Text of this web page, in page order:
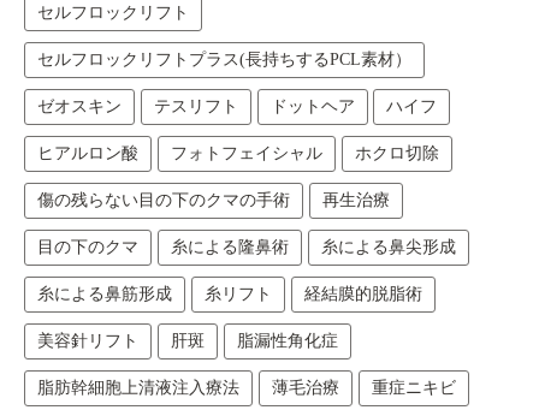
セルフロックリフト
セルフロックリフトプラス(長持ちするPCL素材）
ゼオスキン テスリフト ドットヘア ハイフ
ヒアルロン酸 フォトフェイシャル ホクロ切除
傷の残らない目の下のクマの手術 再生治療
目の下のクマ 糸による隆鼻術 糸による鼻尖形成
糸による鼻筋形成 糸リフト 経結膜的脱脂術
美容針リフト 肝斑 脂漏性角化症
脂肪幹細胞上清液注入療法 薄毛治療 重症ニキビ